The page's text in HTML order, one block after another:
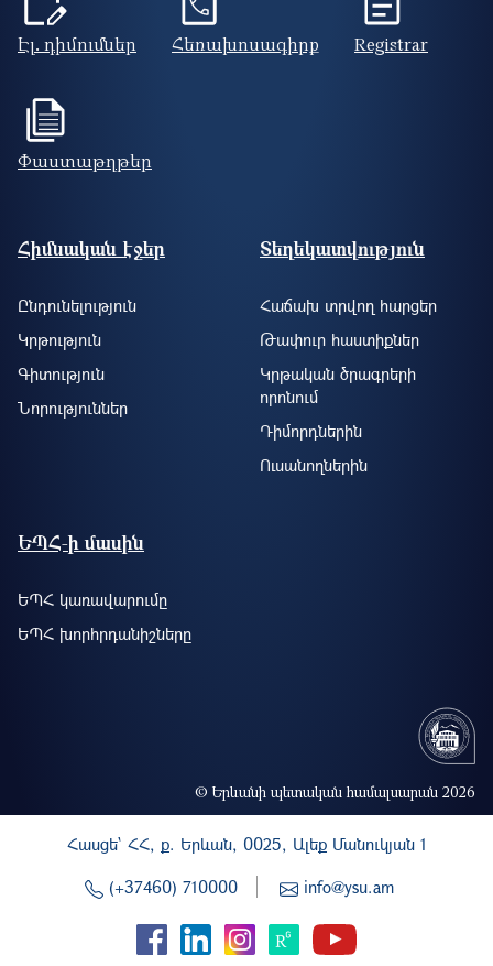
Էլ. դիմումներ Հեռախոսագիրք Registrar
Փաստաթղթեր
Footer site information
Հիմնական էջեր
Ընդունելություն
Կրթություն
Գիտություն
Նորություններ
Տեղեկատվություն
Հաճախ տրվող հարցեր
Թափուր հաստիքներ
Կրթական ծրագրերի
որոնում
Դիմորդներին
Ուսանողներին
ԵՊՀ-ի մասին
ԵՊՀ կառավարումը
ԵՊՀ խորհրդանիշները
© Երևանի պետական համալսարան 2026
Հասցե` ՀՀ, ք. Երևան, 0025, Ալեք Մանուկյան 1
(+37460) 710000
info@ysu.am